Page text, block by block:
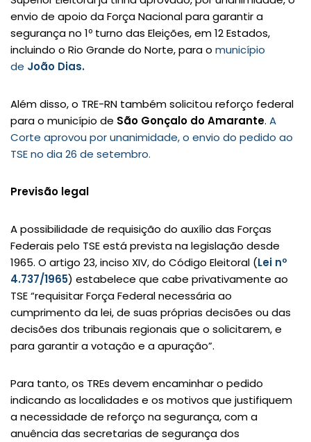
envio de apoio da Força Nacional para garantir a
segurança no 1º turno das Eleições, em 12 Estados,
incluindo o Rio Grande do Norte, para o município
de João Dias.
Além disso, o TRE-RN também solicitou reforço federal
para o município de São Gonçalo do Amarante. A
Corte aprovou por unanimidade, o envio do pedido ao
TSE no dia 26 de setembro.
Previsão legal
A possibilidade de requisição do auxílio das Forças
Federais pelo TSE está prevista na legislação desde
1965. O artigo 23, inciso XIV, do Código Eleitoral (Lei nº
4.737/1965) estabelece que cabe privativamente ao
TSE “requisitar Força Federal necessária ao
cumprimento da lei, de suas próprias decisões ou das
decisões dos tribunais regionais que o solicitarem, e
para garantir a votação e a apuração”.
Para tanto, os TREs devem encaminhar o pedido
indicando as localidades e os motivos que justifiquem
a necessidade de reforço na segurança, com a
anuência das secretarias de segurança dos